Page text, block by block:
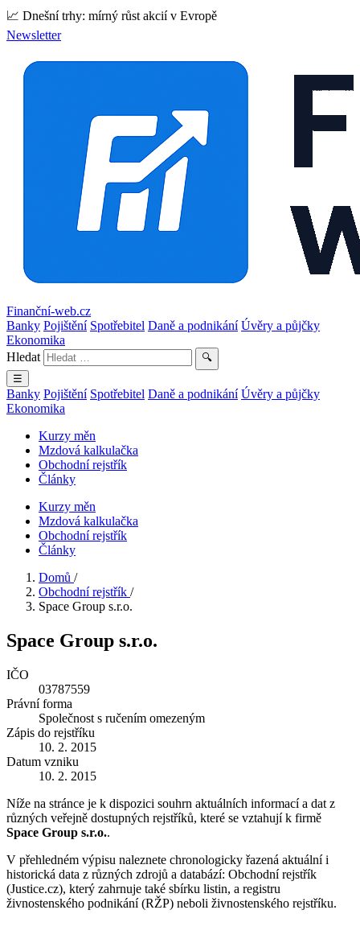
📈 Dnešní trhy: mírný růst akcií v Evropě
Newsletter
Finanční-web.cz
Banky Pojištění Spotřebitel Daně a podnikání Úvěry a půjčky
Ekonomika
Hledat
🔍
☰
Banky Pojištění Spotřebitel Daně a podnikání Úvěry a půjčky
Ekonomika
Kurzy měn
Mzdová kalkulačka
Obchodní rejstřík
Články
Kurzy měn
Mzdová kalkulačka
Obchodní rejstřík
Články
Domů /
Obchodní rejstřík /
Space Group s.r.o.
Space Group s.r.o.
IČO
03787559
Právní forma
Společnost s ručením omezeným
Zápis do rejstříku
10. 2. 2015
Datum vzniku
10. 2. 2015
Níže na stránce je k dispozici souhrn aktuálních informací a dat z
různých veřejně dostupných rejstříků, které se vztahují k firmě
Space Group s.r.o..
V přehledném výpisu naleznete chronologicky řazená aktuální i
historická data z různých zdrojů a databází: Obchodní rejstřík
(Justice.cz), který zahrnuje také sbírku listin, a registru
živnostenského podnikání (RŽP) neboli živnostenského rejstříku.